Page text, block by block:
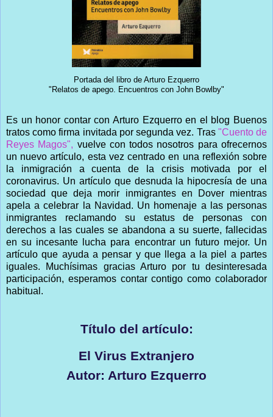
Portada del libro de Arturo Ezquerro
"Relatos de apego. Encuentros con John Bowlby"
Es un honor contar con Arturo Ezquerro en el blog Buenos
tratos como firma invitada por segunda vez. Tras "Cuento de
Reyes Magos", vuelve con todos nosotros para ofrecernos
un nuevo artículo, esta vez centrado en una reflexión sobre
la inmigración a cuenta de la crisis motivada por el
coronavirus. Un artículo que desnuda la hipocresía de una
sociedad que deja morir inmigrantes en Dover mientras
apela a celebrar la Navidad. Un homenaje a las personas
inmigrantes reclamando su estatus de personas con
derechos a las cuales se abandona a su suerte, fallecidas
en su incesante lucha para encontrar un futuro mejor. Un
artículo que ayuda a pensar y que llega a la piel a partes
iguales. Muchísimas gracias Arturo por tu desinteresada
participación, esperamos contar contigo como colaborador
habitual.
Título del artículo:
El Virus Extranjero
Autor: Arturo Ezquerro